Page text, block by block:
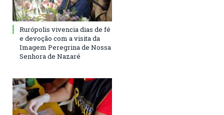
Rurópolis vivencia dias de fé
e devoção com a visita da
Imagem Peregrina de Nossa
Senhora de Nazaré